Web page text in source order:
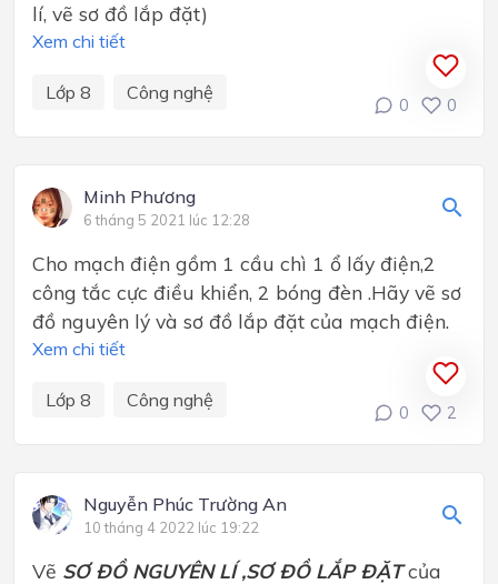
lí, vẽ sơ đồ lắp đặt)
Xem chi tiết
Lớp 8 Công nghệ
0 0
Minh Phương
6 tháng 5 2021 lúc 12:28
Cho mạch điện gồm 1 cầu chì 1 ổ lấy điện,2
công tắc cực điều khiển, 2 bóng đèn .Hãy vẽ sơ
đồ nguyên lý và sơ đồ lắp đặt của mạch điện.
Xem chi tiết
Lớp 8 Công nghệ
0 2
Nguyễn Phúc Trường An
10 tháng 4 2022 lúc 19:22
Vẽ SƠ ĐỒ NGUYÊN LÍ ,SƠ ĐỒ LẮP ĐẶTcủa